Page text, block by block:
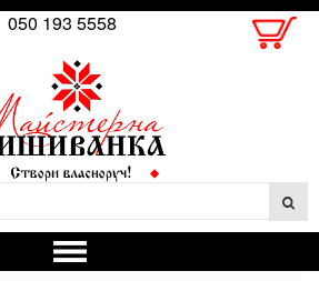
050 193 5558